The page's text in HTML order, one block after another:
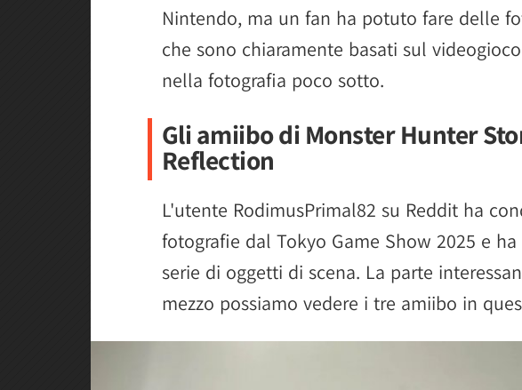
Nintendo, ma un fan ha potuto fare delle
che sono chiaramente basati sul
nella fotografia poco sotto.
Gli amiibo di Monster Hunter
Reflection
L'utente RodimusPrimal82 su Reddit ha
fotografie dal Tokyo Game Show 2025 e
serie di oggetti di scena. La parte
mezzo possiamo vedere i tre amiibo in